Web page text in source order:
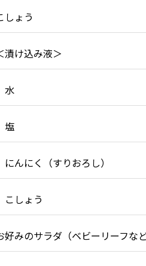
しょう
漬け込み液＞
水
塩
にんにく（すりおろし）
こしょう
好みのサラダ（ベビーリーフなど